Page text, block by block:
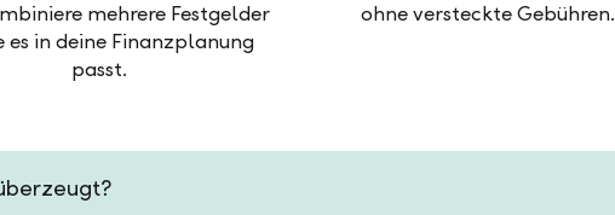
mehrere Festgelder
es in deine Finanzplanung
passt.
ohne versteckte Gebühren.